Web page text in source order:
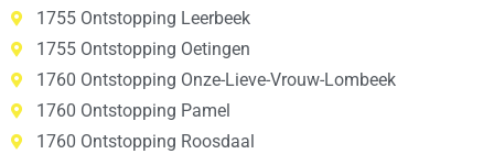
1755 Ontstopping Leerbeek
1755 Ontstopping Oetingen
1760 Ontstopping Onze-Lieve-Vrouw-Lombeek
1760 Ontstopping Pamel
1760 Ontstopping Roosdaal